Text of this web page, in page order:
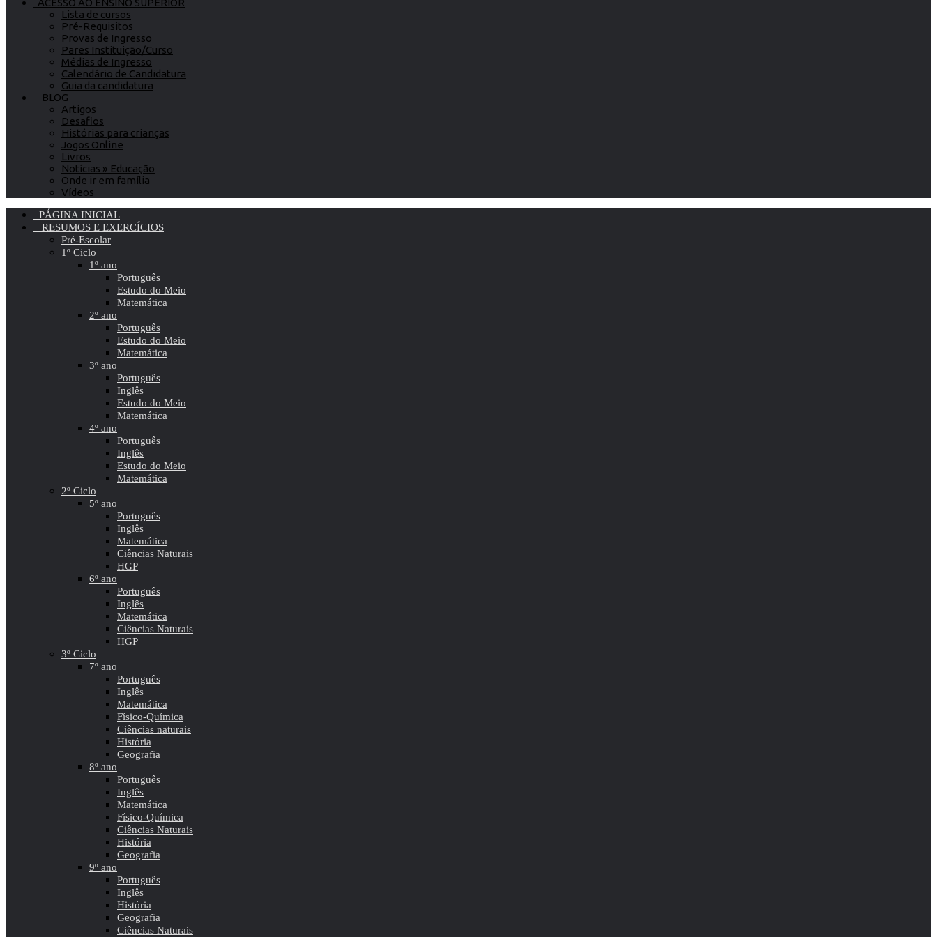
ACESSO AO ENSINO SUPERIOR
Lista de cursos
Pré-Requisitos
Provas de Ingresso
Pares Instituição/Curso
Médias de Ingresso
Calendário de Candidatura
Guia da candidatura
BLOG
Artigos
Desafios
Histórias para crianças
Jogos Online
Livros
Notícias » Educação
Onde ir em família
Vídeos
PÁGINA INICIAL
RESUMOS E EXERCÍCIOS
Pré-Escolar
1º Ciclo
1º ano
Português
Estudo do Meio
Matemática
2º ano
Português
Estudo do Meio
Matemática
3º ano
Português
Inglês
Estudo do Meio
Matemática
4º ano
Português
Inglês
Estudo do Meio
Matemática
2º Ciclo
5º ano
Português
Inglês
Matemática
Ciências Naturais
HGP
6º ano
Português
Inglês
Matemática
Ciências Naturais
HGP
3º Ciclo
7º ano
Português
Inglês
Matemática
Físico-Química
Ciências naturais
História
Geografia
8º ano
Português
Inglês
Matemática
Físico-Química
Ciências Naturais
História
Geografia
9º ano
Português
Inglês
História
Geografia
Ciências Naturais